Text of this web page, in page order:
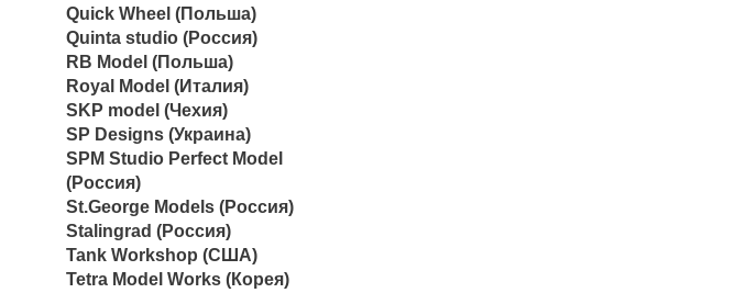
Quick Wheel (Польша)
Quinta studio (Россия)
RB Model (Польша)
Royal Model (Италия)
SKP model (Чехия)
SP Designs (Украина)
SPM Studio Perfect Model
(Россия)
St.George Models (Россия)
Stalingrad (Россия)
Tank Workshop (США)
Tetra Model Works (Корея)